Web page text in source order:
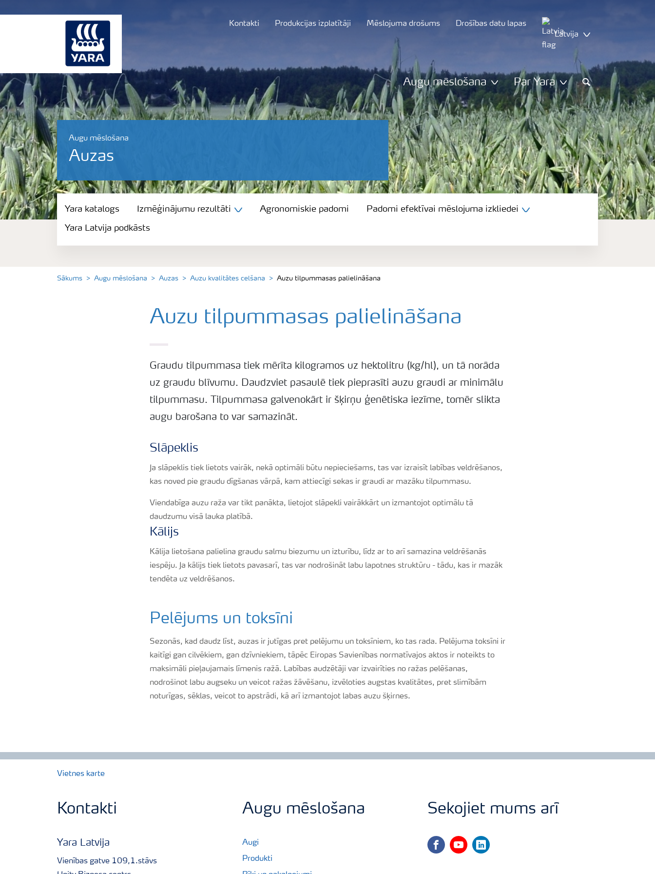
Kontakti Produkcijas izplatītāji Mēslojuma drošums
Drošības datu lapas
Latvija
Augu mēslošana
Par Yara
Chercher
Augu mēslošana
Auzas
Yara katalogs
Izmēģinājumu rezultāti
Yara katalogs Izmēģinājumu rezultāti Agronomiskie padomi Padomi efektīvai mēslojuma izkliedei
Yara Latvija podkāsts
Sākums Augu mēslošana Auzas Auzu kvalitātes celšana Auzu tilpummasas palielināšana
Auzu tilpummasas palielināšana
Graudu tilpummasa tiek mērīta kilogramos uz hektolitru (kg/hl), un tā norāda
uz graudu blīvumu. Daudzviet pasaulē tiek pieprasīti auzu graudi ar minimālu
tilpummasu. Tilpummasa galvenokārt ir šķirņu ģenētiska iezīme, tomēr slikta
augu barošana to var samazināt.
Slāpeklis
Ja slāpeklis tiek lietots vairāk, nekā optimāli būtu nepieciešams, tas var izraisīt labības veldrēšanos,
kas noved pie graudu dīgšanas vārpā, kam attiecīgi sekas ir graudi ar mazāku tilpummasu.
Viendabīga auzu raža var tikt panākta, lietojot slāpekli vairākkārt un izmantojot optimālu tā
daudzumu visā lauka platībā.
Kālijs
Kālija lietošana palielina graudu salmu biezumu un izturību, līdz ar to arī samazina veldrēšanās
iespēju. Ja kālijs tiek lietots pavasarī, tas var nodrošināt labu lapotnes struktūru - tādu, kas ir mazāk
tendēta uz veldrēšanos.
Pelējums un toksīni
Sezonās, kad daudz līst, auzas ir jutīgas pret pelējumu un toksīniem, ko tas rada. Pelējuma toksīni ir
kaitīgi gan cilvēkiem, gan dzīvniekiem, tāpēc Eiropas Savienības normatīvajos aktos ir noteikts to
maksimāli pieļaujamais līmenis ražā. Labības audzētāji var izvairīties no ražas pelēšanas,
nodrošinot labu augseku un veicot ražas žāvēšanu, izvēloties augstas kvalitātes, pret slimībām
noturīgas, sēklas, veicot to apstrādi, kā arī izmantojot labas auzu šķirnes.
Vietnes karte
Kontakti
Yara Latvija
Vienības gatve 109,1.stāvs
Augu mēslošana
Augi
Produkti
Sekojiet mums arī
facebookyoutubelinkedin